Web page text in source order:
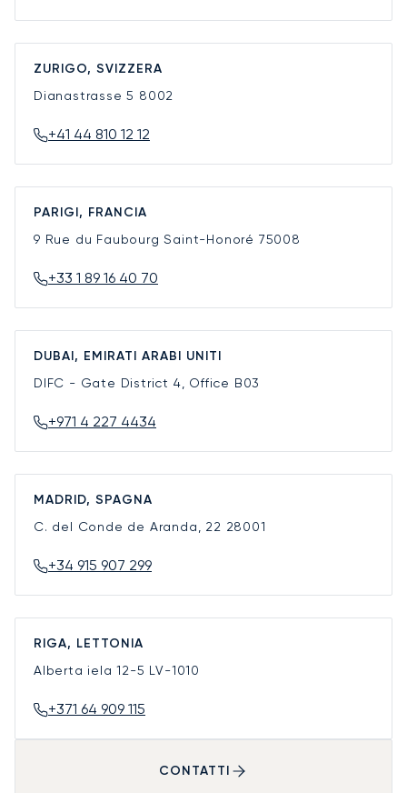
ZURIGO, SVIZZERA
Dianastrasse 5 8002
+41 44 810 12 12
PARIGI, FRANCIA
9 Rue du Faubourg Saint-Honoré 75008
+33 1 89 16 40 70
DUBAI, EMIRATI ARABI UNITI
DIFC - Gate District 4, Office B03
+971 4 227 4434
MADRID, SPAGNA
C. del Conde de Aranda, 22 28001
+34 915 907 299
RIGA, LETTONIA
Alberta iela 12-5 LV-1010
+371 64 909 115
CONTATTI